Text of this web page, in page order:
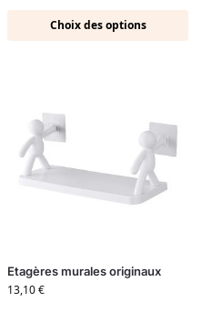
Choix des options
Etagères murales originaux
13,10€